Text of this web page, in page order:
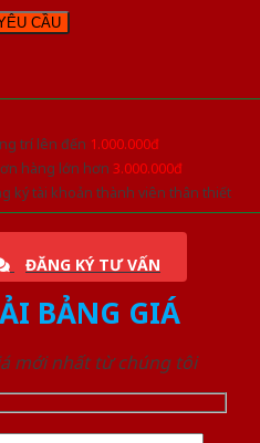
trí lên đến 1.000.000đ
hàng lớn hơn 3.000.000đ
ký tài khoản thành viên thân thiết
ĐĂNG KÝ TƯ VẤN
BẢNG GIÁ
mới nhất từ chúng tôi